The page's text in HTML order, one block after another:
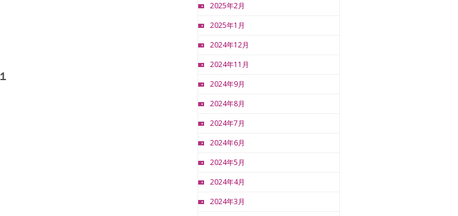
2025年2月
2025年1月
2024年12月
2024年11月
2024年9月
2024年8月
2024年7月
2024年6月
2024年5月
2024年4月
2024年3月